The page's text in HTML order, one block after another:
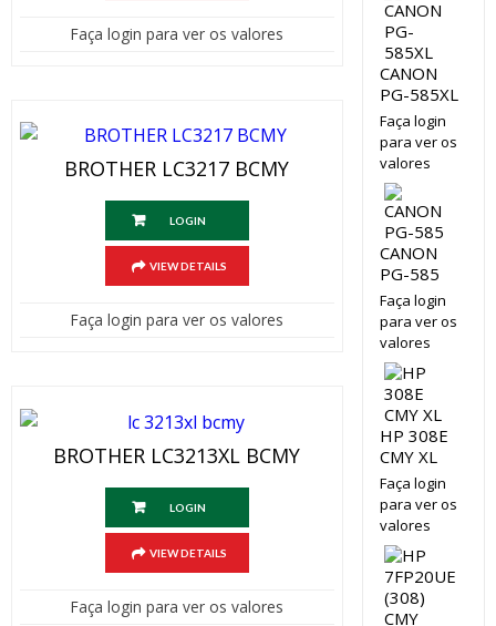
Faça login para ver os valores
BROTHER LC3217 BCMY
LOGIN
VIEW DETAILS
Faça login para ver os valores
BROTHER LC3213XL BCMY
LOGIN
VIEW DETAILS
Faça login para ver os valores
CANON
PG-585XL
Faça login
para ver os
valores
CANON
PG-585
Faça login
para ver os
valores
HP 308E
CMY XL
Faça login
para ver os
valores